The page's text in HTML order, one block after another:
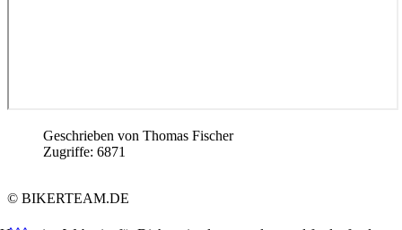
Geschrieben von Thomas Fischer
Zugriffe: 6871
© BIKERTEAM.DE